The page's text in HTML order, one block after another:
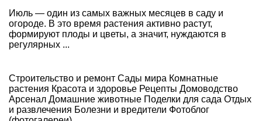
Июль — один из самых важных месяцев в саду и
огороде. В это время растения активно растут,
формируют плоды и цветы, а значит, нуждаются в
регулярных ...
Строительство и ремонт Сады мира Комнатные
растения Красота и здоровье Рецепты Домоводство
Арсенал Домашние животные Поделки для сада Отдых
и развлечения Болезни и вредители Фотоблог